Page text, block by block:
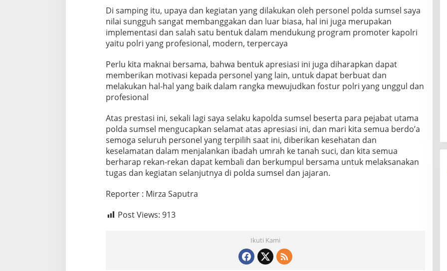
b
e
r
a
n
k
t
k
U
r
o
h
Di samping itu, upaya dan kegiatan yang dilakukan oleh personel polda sumsel saya
nilai sungguh sangat membanggakan dan luar biasa, hal ini juga merupakan
implementasi dan salah satu bentuk dalam mendukung program promoter kapolri
yaitu polri yang profesional, modern, terpercaya
Perlu kita maknai bersama, bahwa bentuk apresiasi ini juga diharapkan dapat
memberikan motivasi kepada personel yang lain, untuk dapat berbuat dan
melakukan hal-hal yang baik dalam rangka mewujudkan fostur polri yang unggul dan
profesional
Atas prestasi ini, sekali lagi saya selaku kapolda sumsel beserta para pejabat utama
polda sumsel mengucapkan selamat atas apresiasi ini, dan mari kita semua berdo’a
semoga seluruh personel yang terpilih saat ini, diberikan kesehatan dan
keselamatan dalam menjalankan ibadah umrah ke tanah suci, dan kita semua
berharap rekan-rekan dapat kembali dan berkumpul bersama untuk melaksanakan
tugas dan kegiatan selanjutnya di polda sumsel dan jajaran.
Reporter : Mirza Saputra
Post Views: 913
Ikuti Kami